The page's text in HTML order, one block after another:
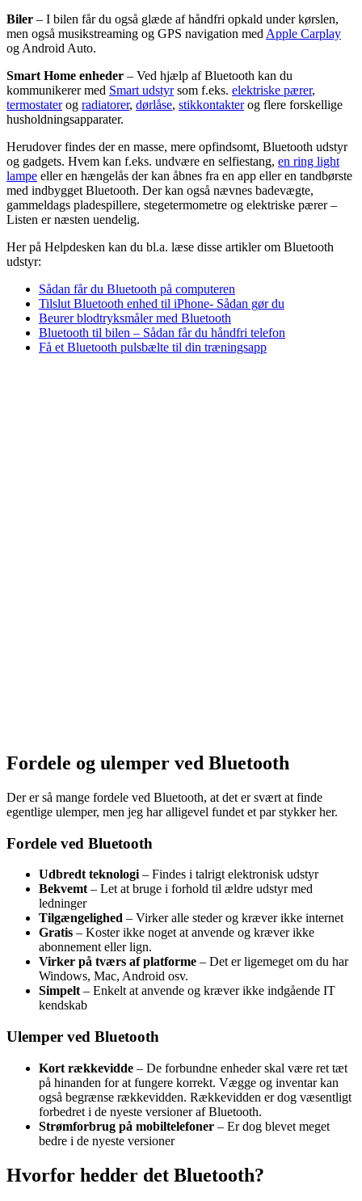
Biler – I bilen får du også glæde af håndfri opkald under kørslen,
men også musikstreaming og GPS navigation med Apple Carplay
og Android Auto.
Smart Home enheder – Ved hjælp af Bluetooth kan du
kommunikerer med Smart udstyrsom f.eks. elektriske pærer,
termostaterog radiatorer, dørlåse, stikkontakterog flere forskellige
husholdningsapparater.
Herudover findes der en masse, mere opfindsomt, Bluetooth udstyr
og gadgets. Hvem kan f.eks. undvære en selfiestang, en ring light
lampe eller en hængelås der kan åbnes fra en app eller en tandbørste
med indbygget Bluetooth. Der kan også nævnes badevægte,
gammeldags pladespillere, stegetermometre og elektriske pærer –
Listen er næsten uendelig.
Her på Helpdesken kan du bl.a. læse disse artikler om Bluetooth
udstyr:
Sådan får du Bluetooth på computeren
Tilslut Bluetooth enhed til iPhone- Sådan gør du
Beurer blodtryksmåler med Bluetooth
Bluetooth til bilen – Sådan får du håndfri telefon
Få et Bluetooth pulsbælte til din træningsapp
Fordele og ulemper ved Bluetooth
Der er så mange fordele ved Bluetooth, at det er svært at finde
egentlige ulemper, men jeg har alligevel fundet et par stykker her.
Fordele ved Bluetooth
Udbredt teknologi – Findes i talrigt elektronisk udstyr
Bekvemt – Let at bruge i forhold til ældre udstyr med
ledninger
Tilgængelighed – Virker alle steder og kræver ikke internet
Gratis – Koster ikke noget at anvende og kræver ikke
abonnement eller lign.
Virker på tværs af platforme – Det er ligemeget om du har
Windows, Mac, Android osv.
Simpelt – Enkelt at anvende og kræver ikke indgående IT
kendskab
Ulemper ved Bluetooth
Kort rækkevidde – De forbundne enheder skal være ret tæt
på hinanden for at fungere korrekt. Vægge og inventar kan
også begrænse rækkevidden. Rækkevidden er dog væsentligt
forbedret i de nyeste versioner af Bluetooth.
Strømforbrug på mobiltelefoner – Er dog blevet meget
bedre i de nyeste versioner
Hvorfor hedder det Bluetooth?